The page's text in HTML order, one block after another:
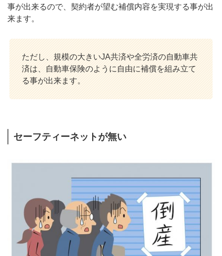
事が出来るので、契約者が望む補償内容を実現する事が出
来ます。
ただし、規模の大きいJA共済や全労済の自動車共
済は、自動車保険のように自由に補償を組み立て
る事が出来ます。
セーフティーネットが無い